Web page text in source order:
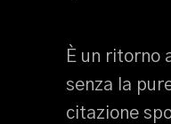
È un ritorno
senza la
citazione